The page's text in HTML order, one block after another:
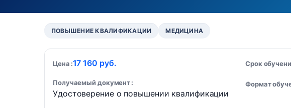
ПОВЫШЕНИЕ КВАЛИФИКАЦИИ МЕДИЦИНА
Цена 17 160 руб. Срок
Получаемый документ
Удостоверение о повышении квалификации
Формат